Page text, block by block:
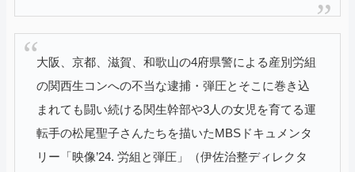
大阪、京都、滋賀、和歌山の4府県警による産別労組
の関西生コンへの不当な逮捕・弾圧とそこに巻き込
まれても闘い続ける関生幹部や3人の女児を育てる運
転手の松尾聖子さんたちを描いたMBSドキュメンタ
リー「映像’24. 労組と弾圧」（伊佐治整ディレクタ